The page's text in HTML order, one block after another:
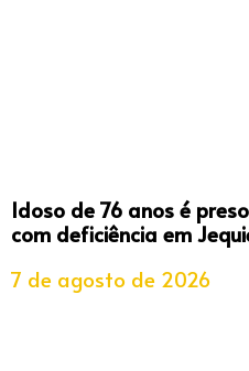
Idoso de 76 anos é
com deficiência em
7 de agosto de 2026